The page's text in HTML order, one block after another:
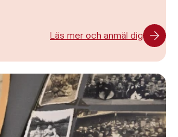
Läs mer och anmäl dig